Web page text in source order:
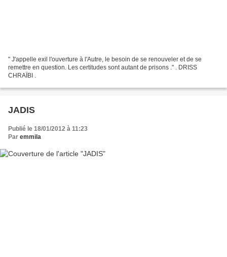
" J'appelle exil l'ouverture à l'Autre, le besoin de se renouveler et de se
remettre en question. Les certitudes sont autant de prisons ." . DRISS
CHRAÏBI .
JADIS
Publié le 18/01/2012 à 11:23
Par emmila